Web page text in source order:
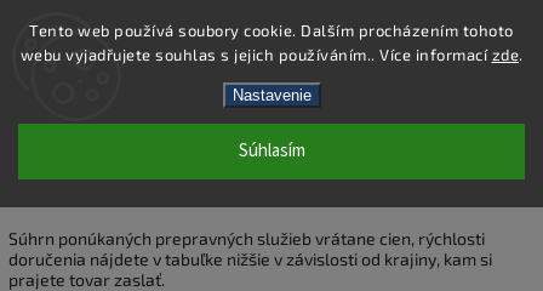
Tento web používá soubory cookie. Dalším procházením tohoto
webu vyjadřujete souhlas s jejich používáním.. Více informacízde.
Nastavenie
Súhlasím
Hľadať
Súhrn ponúkaných prepravných služieb vrátane cien, rýchlosti
doručenia nájdete v tabuľke nižšie v závislosti od krajiny, kam si
prajete tovar zaslať.